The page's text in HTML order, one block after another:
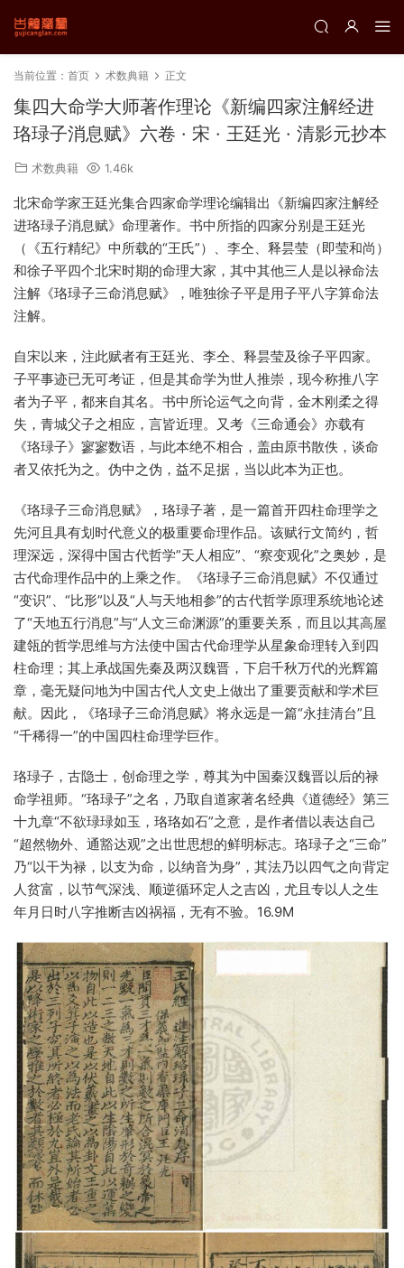
当前位置： 首页 术数典籍 正文
集四大命学大师著作理论《新编四家注解经进
珞琭子消息赋》六卷 · 宋 · 王廷光 · 清影元抄本
术数典籍 1.46k
北宋命学家王廷光集合四家命学理论编辑出《新编四家注解经
进珞琭子消息赋》命理著作。书中所指的四家分别是王廷光
（《五行精纪》中所载的“王氏”）、李仝、释昙莹（即莹和尚）
和徐子平四个北宋时期的命理大家，其中其他三人是以禄命法
注解《珞琭子三命消息赋》，唯独徐子平是用子平八字算命法
注解。
自宋以来，注此赋者有王廷光、李仝、释昙莹及徐子平四家。
子平事迹已无可考证，但是其命学为世人推崇，现今称推八字
者为子平，都来自其名。书中所论运气之向背，金木刚柔之得
失，青城父子之相应，言皆近理。又考《三命通会》亦载有
《珞琭子》寥寥数语，与此本绝不相合，盖由原书散佚，谈命
者又依托为之。伪中之伪，益不足据，当以此本为正也。
《珞琭子三命消息赋》，珞琭子著，是一篇首开四柱命理学之
先河且具有划时代意义的极重要命理作品。该赋行文简约，哲
理深远，深得中国古代哲学”天人相应”、“察变观化”之奥妙，是
古代命理作品中的上乘之作。《珞琭子三命消息赋》不仅通过
“变识”、“比形”以及“人与天地相参”的古代哲学原理系统地论述
了“天地五行消息”与“人文三命渊源”的重要关系，而且以其高屋
建瓴的哲学思维与方法使中国古代命理学从星象命理转入到四
柱命理；其上承战国先秦及两汉魏晋，下启千秋万代的光辉篇
章，毫无疑问地为中国古代人文史上做出了重要贡献和学术巨
献。因此，《珞琭子三命消息赋》将永远是一篇“永挂清台”且
“千稀得一”的中国四柱命理学巨作。
珞琭子，古隐士，创命理之学，尊其为中国秦汉魏晋以后的禄
命学祖师。“珞琭子”之名，乃取自道家著名经典《道德经》第三
十九章“不欲琭琭如玉，珞珞如石”之意，是作者借以表达自己
“超然物外、通豁达观”之出世思想的鲜明标志。珞琭子之“三命”
乃“以干为禄，以支为命，以纳音为身”，其法乃以四气之向背定
人贫富，以节气深浅、顺逆循环定人之吉凶，尤且专以人之生
年月日时八字推断吉凶祸福，无有不验。16.9M